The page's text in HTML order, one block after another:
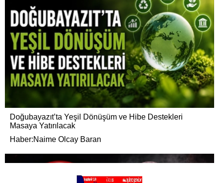
Doğubayazıt’ta Yeşil Dönüşüm ve Hibe Destekleri
Masaya Yatırılacak
Haber:Naime Olcay Baran